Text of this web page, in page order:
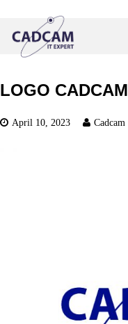
LOGO CADCAM
April 10, 2023 Cadcam